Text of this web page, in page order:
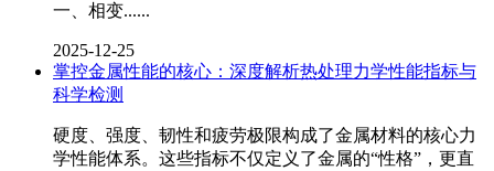
一、相变......
2025-12-25
掌控金属性能的核心：深度解析热处理力学性能指标与
科学检测
硬度、强度、韧性和疲劳极限构成了金属材料的核心力
学性能体系。这些指标不仅定义了金属的“性格”，更直